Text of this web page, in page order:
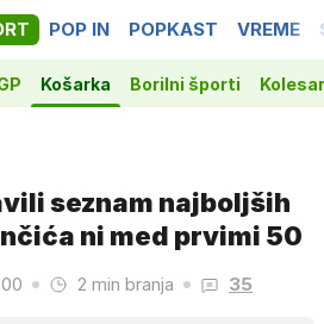
POP IN POPKAST VREME
Košarka Borilni športi
seznam najboljših
ni med prvimi 50
2 min branja 35